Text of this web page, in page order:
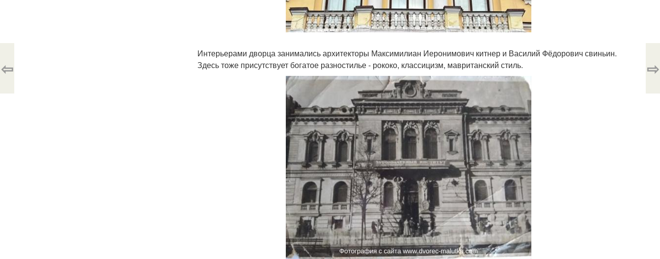
Интерьерами дворца занимались архитекторы Максимилиан Иеронимович китнер и Василий Фёдорович свиньин.
Здесь тоже присутствует богатое разностилье - рококо, классицизм, мавританский стиль.
⇦ ⇨